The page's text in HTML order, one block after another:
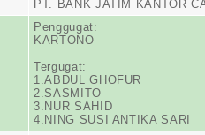
PT. BANK JATIM KANTOR
Penggugat:
KARTONO
Tergugat:
1.ABDUL GHOFUR
2.SASMITO
3.NUR SAHID
4.NING SUSI ANTIKA SARI